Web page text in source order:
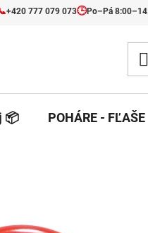
+420 777 079 073🕒Po–Pá
📦 POHÁRE - FĽAŠE